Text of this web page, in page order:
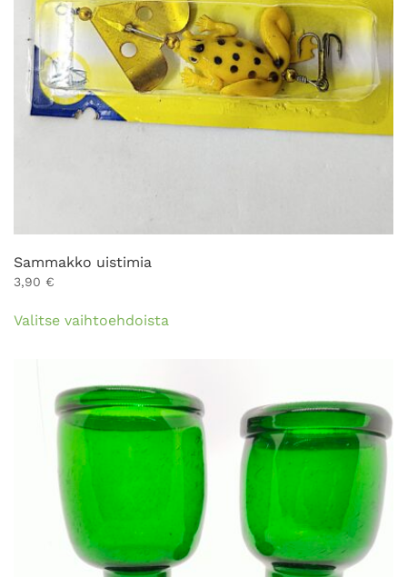
Sammakko uistimia
3,90 €
Valitse vaihtoehdoistatuotteella
muunnelma.
Voit
tehdä
valinnat
sivulla.